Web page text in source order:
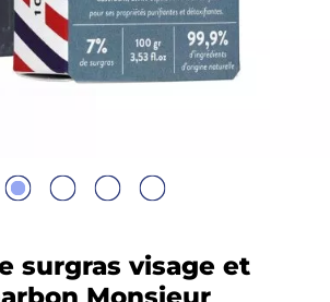
surgras visage et